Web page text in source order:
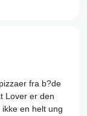
fra b?de
Lover er den
en helt ung